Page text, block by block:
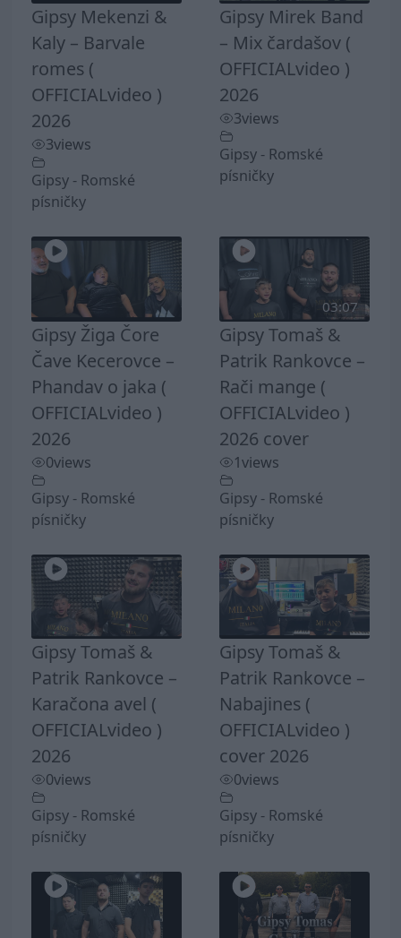
Gipsy Mekenzi &
Kaly – Barvale
romes (
OFFICIALvideo )
2026
3views
Gipsy - Romské
písničky
Gipsy Mirek Band
– Mix čardašov (
OFFICIALvideo )
2026
3views
Gipsy - Romské
písničky
Gipsy Žiga Čore
Čave Kecerovce –
Phandav o jaka (
OFFICIALvideo )
2026
0views
Gipsy - Romské
písničky
03:07
Gipsy Tomaš &
Patrik Rankovce –
Rači mange (
OFFICIALvideo )
2026 cover
1views
Gipsy - Romské
písničky
Gipsy Tomaš &
Patrik Rankovce –
Karačona avel (
OFFICIALvideo )
2026
0views
Gipsy - Romské
písničky
Gipsy Tomaš &
Patrik Rankovce –
Nabajines (
OFFICIALvideo )
cover 2026
0views
Gipsy - Romské
písničky